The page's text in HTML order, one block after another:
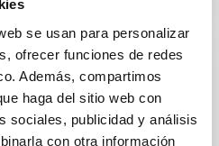
se usan para personalizar
ofrecer funciones de redes
Además, compartimos
haga del sitio web con
sociales, publicidad y análisis
con otra información
Rotators
Rst 137B are in their early